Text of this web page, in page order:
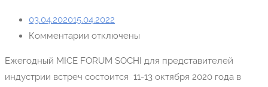
03.04.202015.04.2022
Комментарии отключены
Ежегодный MICE FORUM SOCHI для представителей
индустрии встреч состоится 11-13 октября 2020 года в